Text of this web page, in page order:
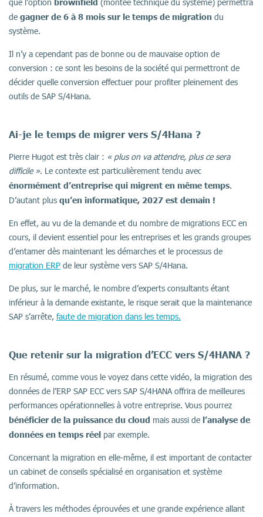
que l’option
(montée technique du système) permettra
de gagner de 6 à 8 mois sur le temps de migration du
système.
Il n’y a cependant pas de bonne ou de mauvaise option de
conversion : ce sont les besoins de la société qui permettront de
décider quelle conversion effectuer pour profiter pleinement des
outils de SAP S/4Hana.
Ai-je le temps de migrer vers S/4Hana ?
Pierre Hugot est très clair : « plus on va attendre, plus ce sera
difficile ». Le contexte est particulièrement tendu avec
énormément d’entreprise qui migrent en même temps.
D’autant plus qu’en informatique, 2027 est demain !
En effet, au vu de la demande et du nombre de migrations ECC en
cours, il devient essentiel pour les entreprises et les grands groupes
d’entamer dès maintenant les démarches et le processus de
migration ERP de leur système vers SAP S/4Hana.
De plus, sur le marché, le nombre d’experts consultants étant
inférieur à la demande existante, le risque serait que la maintenance
SAP s’arrête, faute de migration dans les temps.
Que retenir sur la migration d’ECC vers S/4HANA ?
En résumé, comme vous le voyez dans cette vidéo, la migration des
données de l’ERP SAP ECC vers SAP S/4HANA offrira de meilleures
performances opérationnelles à votre entreprise. Vous pourrez
bénéficier de la puissance du cloud mais aussi de l’analyse de
données en temps réel par exemple.
Concernant la migration en elle-même, il est important de contacter
un cabinet de conseils spécialisé en organisation et système
d’information.
À travers les méthodes éprouvées et une grande expérience allant